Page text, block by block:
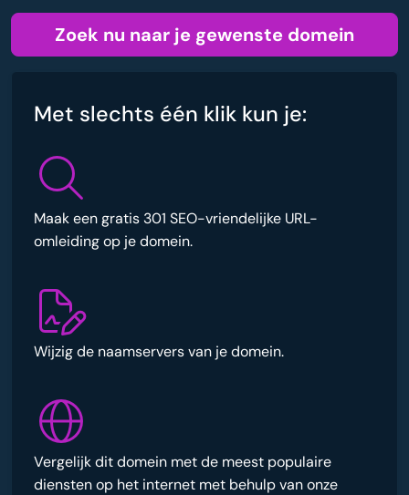
Zoek nu naar je gewenste domein
Met slechts één klik kun je:
Maak een gratis 301 SEO-vriendelijke URL-
omleiding op je domein.
Wijzig de naamservers van je domein.
Vergelijk dit domein met de meest populaire
diensten op het internet met behulp van onze